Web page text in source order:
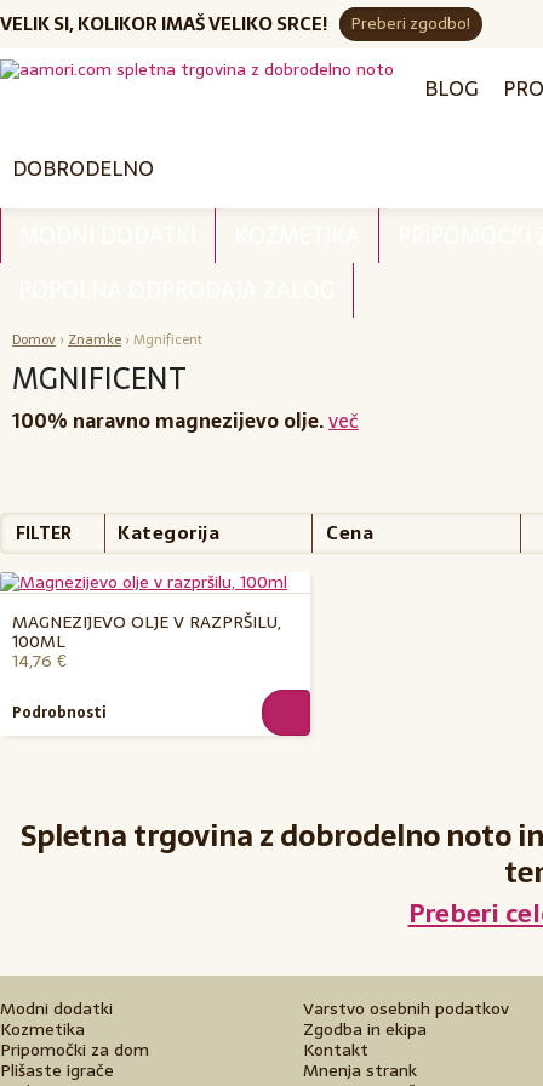
VELIK SI, KOLIKOR IMAŠ VELIKO SRCE! Preberi zgodbo!
BLOG
DOBRODELNO
Domov › Znamke › Mgnificent
MGNIFICENT
100% naravno magnezijevo olje.več
FILTER Kategorija Cena
MAGNEZIJEVO OLJE V RAZPRŠILU,
100ML
14,76 €
Podrobnosti
Spletna trgovina z dobrodelno noto
Preberi
Modni dodatki
Kozmetika
Pripomočki za dom
Plišaste igrače
Varstvo osebnih podatkov
Zgodba in ekipa
Kontakt
Mnenja strank